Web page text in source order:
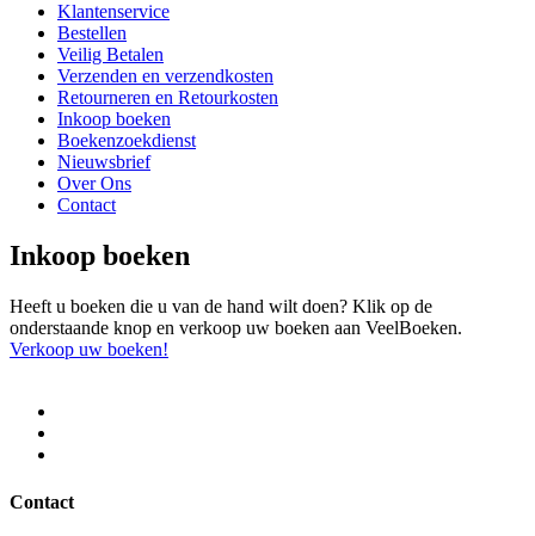
Klantenservice
Bestellen
Veilig Betalen
Verzenden en verzendkosten
Retourneren en Retourkosten
Inkoop boeken
Boekenzoekdienst
Nieuwsbrief
Over Ons
Contact
Inkoop boeken
Heeft u boeken die u van de hand wilt doen? Klik op de
onderstaande knop en verkoop uw boeken aan VeelBoeken.
Verkoop uw boeken!
Contact